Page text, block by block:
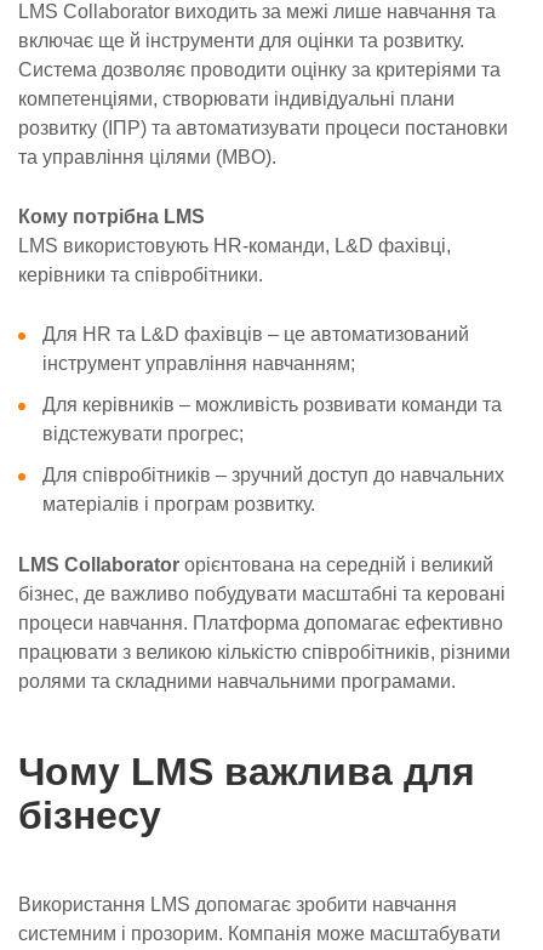
LMS Collaborator виходить за межі лише навчання та
включає ще й інструменти для оцінки та розвитку.
Система дозволяє проводити оцінку за критеріями та
компетенціями, створювати індивідуальні плани
розвитку (ІПР) та автоматизувати процеси постановки
та управління цілями (MBO).
Кому потрібна LMS
LMS використовують HR-команди, L&D фахівці,
керівники та співробітники.
Для HR та L&D фахівців – це автоматизований
інструмент управління навчанням;
Для керівників – можливість розвивати команди та
відстежувати прогрес;
Для співробітників – зручний доступ до навчальних
матеріалів і програм розвитку.
LMS Collaborator орієнтована на середній і великий
бізнес, де важливо побудувати масштабні та керовані
процеси навчання. Платформа допомагає ефективно
працювати з великою кількістю співробітників, різними
ролями та складними навчальними програмами.
Чому LMS важлива для
бізнесу
Використання LMS допомагає зробити навчання
системним і прозорим. Компанія може масштабувати